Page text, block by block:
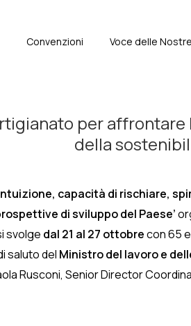
Convenzioni Voce delle
per
della
capacità di rischiare,
di sviluppo del Paese’
svolge dal 21 al 27 ottobrecon 65
saluto del Ministro del lavoro e
Rusconi, Senior Director